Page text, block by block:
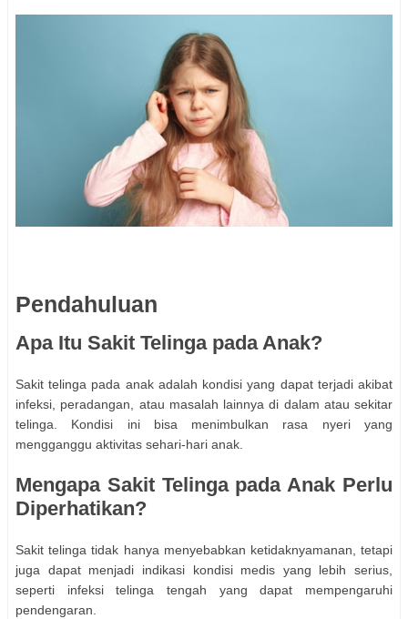
Pendahuluan
Apa Itu Sakit Telinga pada Anak?
Sakit telinga pada anak adalah kondisi yang dapat terjadi akibat
infeksi, peradangan, atau masalah lainnya di dalam atau sekitar
telinga. Kondisi ini bisa menimbulkan rasa nyeri yang
mengganggu aktivitas sehari-hari anak.
Mengapa Sakit Telinga pada Anak Perlu
Diperhatikan?
Sakit telinga tidak hanya menyebabkan ketidaknyamanan, tetapi
juga dapat menjadi indikasi kondisi medis yang lebih serius,
seperti infeksi telinga tengah yang dapat mempengaruhi
pendengaran.